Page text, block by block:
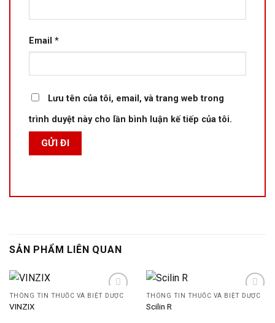
Email *
Lưu tên của tôi, email, và trang web trong
trình duyệt này cho lần bình luận kế tiếp của tôi.
SẢN PHẨM LIÊN QUAN
THÔNG TIN THUỐC VÀ BIỆT DƯỢC
VINZIX
THÔNG TIN THUỐC VÀ BIỆT DƯỢC
Scilin R